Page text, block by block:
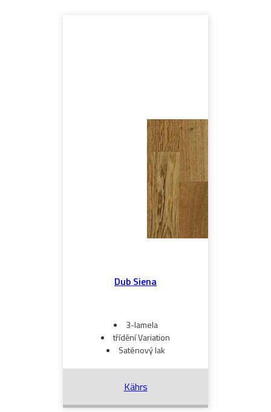
Dub Siena
3-lamela
třídění Variation
Saténový lak
Kährs